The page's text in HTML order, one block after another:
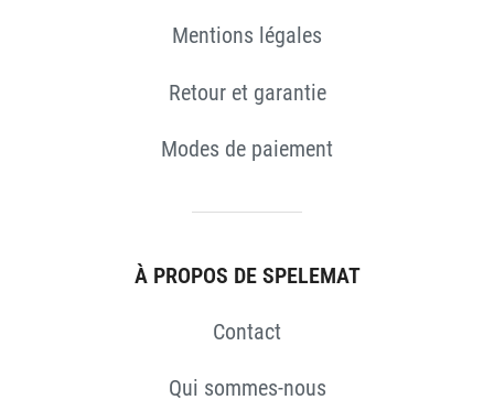
Mentions légales
Retour et garantie
Modes de paiement
À PROPOS DE SPELEMAT
Contact
Qui sommes-nous